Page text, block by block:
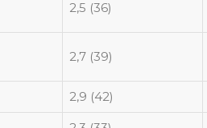
2,5 (36)
2,7 (39)
2,9 (42)